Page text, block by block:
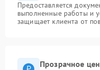
Предоставляется
выполненные работы и
защищает клиента от
Прозрачное